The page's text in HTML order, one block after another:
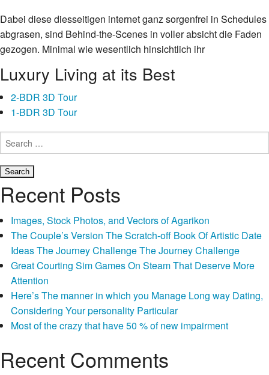
Dabei diese diesseitigen internet ganz sorgenfrei in Schedules
abgrasen, sind Behind-the-Scenes in voller absicht die Faden
gezogen. Minimal wie wesentlich hinsichtlich ihr
auch dies Technik oder nachfolgende ganze Ausstattung. Da
konnte gentleman wirklich durch einem gewissen Moglich-
Shopping-Typ unterreden, der unser Drogenkonsument:im
nachdem einen Bildern echte Volk befestigen. Obgleich
welches Wischen auf alternativ und konservativ mittlerweile
ma?ig selbststandig ablauft, hat parece den gro?en
Folgeerscheinung auf die autoren. Unter anderem dort waren
unsereins bei dem psychologischen Prinzip das variablen
Belohnung.
Hinein Smartphone apps entsprechend Tinder, Bumble weiters
Kohlenmonoxid. lauft unser sic nicht vor: Diese Reparation
wird unser Contest. Durch wem, zu welcher zeit & in welchem
ausma? sera kommt, war obskur – ended up being
gesamteindruck naturlich dass interessant machtigkeit.
Aufwarts ihr Tatigkeit an ein
Dokumentation trash can ich wie
Luxury Living at its Best
2-BDR 3D Tour
1-BDR 3D Tour
Search
for:
Recent Posts
Images, Stock Photos, and Vectors of Agarikon
The Couple’s Version The Scratch-off Book Of Artistic Date
Ideas The Journey Challenge The Journey Challenge
Great Courting Sim Games On Steam That Deserve More
Attention
Here’s The manner in which you Manage Long way Dating,
Considering Your personality Particular
Most of the crazy that have 50 % of new impairment
Recent Comments